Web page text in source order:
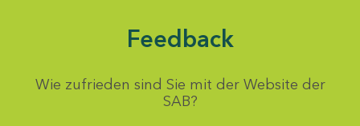
Feedback
Wie zufrieden sind Sie mit der Website der
SAB?